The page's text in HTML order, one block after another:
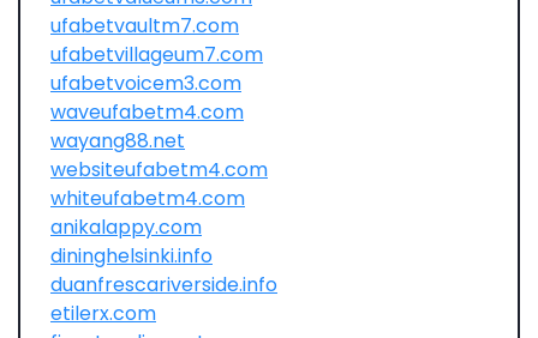
ufabetvaultm7.com
ufabetvillageum7.com
ufabetvoicem3.com
waveufabetm4.com
wayang88.net
websiteufabetm4.com
whiteufabetm4.com
anikalappy.com
dininghelsinki.info
duanfrescariverside.info
etilerx.com